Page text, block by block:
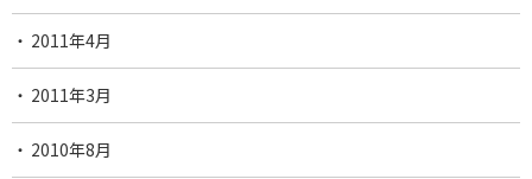
2011年4月
2011年3月
2010年8月